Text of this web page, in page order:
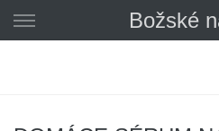
Božské
to